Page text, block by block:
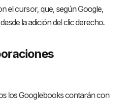
el cursor, que, según Google,
la adición del clic derecho.
los Googlebooks contarán con